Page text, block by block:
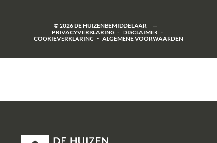
© 2026DE HUIZENBEMIDDELAAR
PRIVACYVERKLARING
DISCLAIMER
COOKIEVERKLARING
ALGEMENE VOORWAARDEN